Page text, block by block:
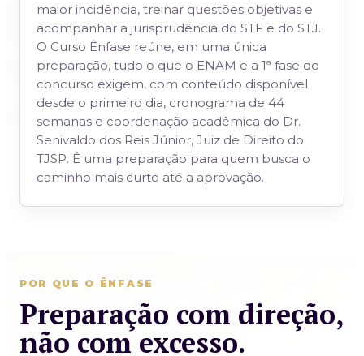
maior incidência, treinar questões objetivas e
acompanhar a jurisprudência do STF e do STJ.
O Curso Ênfase reúne, em uma única
preparação, tudo o que o ENAM e a 1ª fase do
concurso exigem, com conteúdo disponível
desde o primeiro dia, cronograma de 44
semanas e coordenação acadêmica do Dr.
Senivaldo dos Reis Júnior, Juiz de Direito do
TJSP. É uma preparação para quem busca o
caminho mais curto até a aprovação.
POR QUE O ÊNFASE
Preparação com direção,
não com excesso.